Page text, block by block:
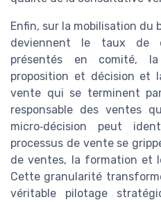
Enfin, sur la mobilisation du
deviennent le taux de
présentés en comité,
proposition et décision et
vente qui se terminent
responsable des ventes
micro‑décision peut
processus de vente se
de ventes, la formation et
Cette granularité
véritable pilotage